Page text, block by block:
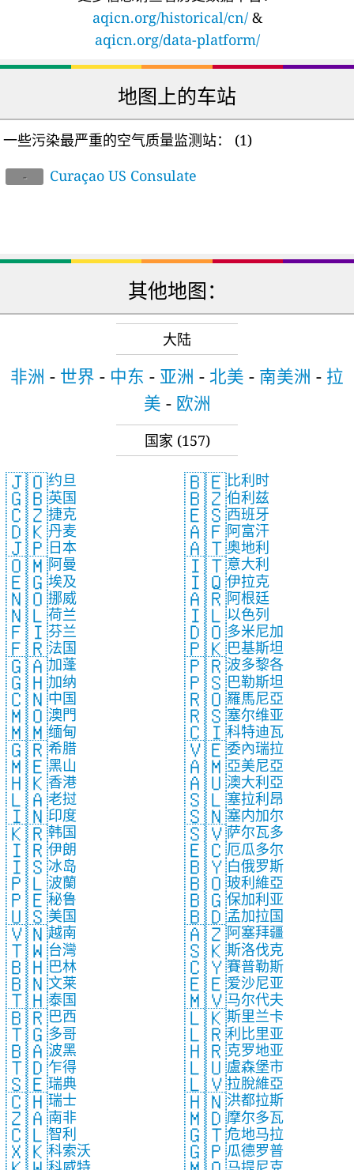
aqicn.org/historical/cn/&
aqicn.org/data-platform/
地图上的车站
一些污染最严重的空气质量监测站： (1)
- Curaçao US Consulate
其他地图：
大陆
非洲 - 世界 - 中东 - 亚洲 - 北美 - 南美洲 - 拉
美 - 欧洲
国家 (157)
🇯🇴约旦
🇬🇧英国
🇨🇿捷克
🇩🇰丹麦
🇯🇵日本
🇴🇲阿曼
🇪🇬埃及
🇳🇴挪威
🇳🇱荷兰
🇫🇮芬兰
🇫🇷法国
🇬🇦加蓬
🇬🇭加纳
🇨🇳中国
🇲🇴澳門
🇲🇲缅甸
🇬🇷希腊
🇲🇪黑山
🇭🇰香港
🇱🇦老挝
🇮🇳印度
🇰🇷韩国
🇮🇷伊朗
🇮🇸冰岛
🇵🇱波蘭
🇵🇪秘鲁
🇺🇸美国
🇻🇳越南
🇹🇼台灣
🇧🇭巴林
🇧🇳文莱
🇹🇭泰国
🇧🇷巴西
🇹🇬多哥
🇧🇦波黑
🇹🇩乍得
🇸🇪瑞典
🇨🇭瑞士
🇿🇦南非
🇨🇱智利
🇽🇰科索沃
🇧🇪比利时
🇧🇿伯利兹
🇪🇸西班牙
🇦🇫阿富汗
🇦🇹奥地利
🇮🇹意大利
🇮🇶伊拉克
🇦🇷阿根廷
🇮🇱以色列
🇩🇴多米尼加
🇵🇰巴基斯坦
🇵🇷波多黎各
🇵🇸巴勒斯坦
🇷🇴羅馬尼亞
🇷🇸塞尔维亚
🇨🇮科特迪瓦
🇻🇪委內瑞拉
🇦🇲亞美尼亞
🇦🇺澳大利亞
🇸🇱塞拉利昂
🇸🇳塞内加尔
🇸🇻萨尔瓦多
🇪🇨厄瓜多尔
🇧🇾白俄罗斯
🇧🇴玻利維亞
🇧🇬保加利亚
🇧🇩孟加拉国
🇦🇿阿塞拜疆
🇸🇰斯洛伐克
🇨🇾賽普勒斯
🇪🇪爱沙尼亚
🇲🇻马尔代夫
🇱🇰斯里兰卡
🇱🇷利比里亚
🇭🇷克罗地亚
🇱🇺盧森堡市
🇱🇻拉脫維亞
🇭🇳洪都拉斯
🇲🇩摩尔多瓦
🇬🇹危地马拉
🇬🇵瓜德罗普